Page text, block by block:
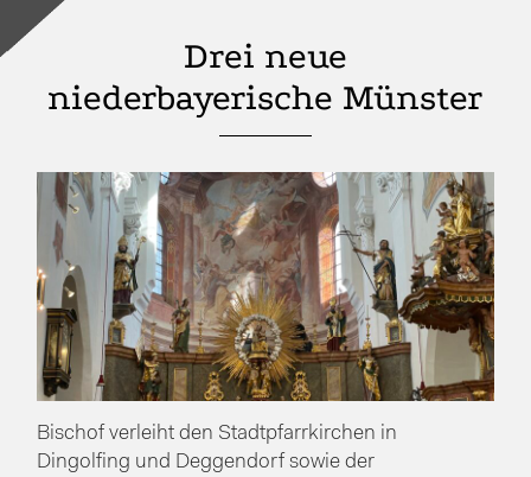
Drei neue
niederbayerische Münster
Bischof verleiht den Stadtpfarrkirchen in
Dingolfing und Deggendorf sowie der